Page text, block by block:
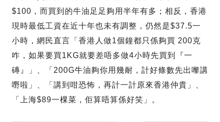
$100，而買到的牛油足足夠用半年有多；相反，香港
現時最低工資在近十年也未有調整，仍然是$37.5一
小時，網民直言「香港人做1個鐘都只係夠買 200克
咋，如果要買1KG就要差唔多做4小時先買到『一
磚』」、「200G牛油夠你用幾耐，計好條數先出嚟講
嘢啦」、「講到咁恐怖，再計一計原來香港仲貴」、
「上海$89一棵菜，佢算唔算係好笑」。